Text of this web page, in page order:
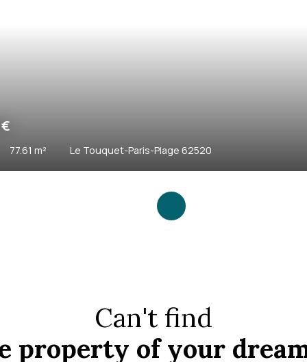
5rooms 117m² Le Touquet-Paris-Plage
Can't find
property of your